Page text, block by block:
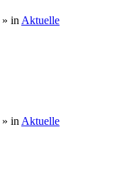
» in Aktuelle
» in Aktuelle